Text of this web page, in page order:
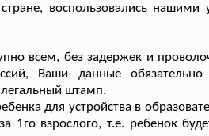
воспользовались нашими
всем, без задержек и
Ваши данные
легальный штамп.
для устройства в
1го взрослого, т.е. ребенок